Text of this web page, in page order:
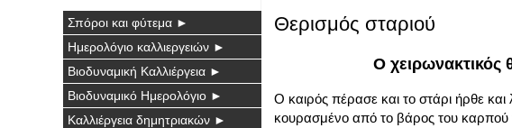
Θερισμός σταριού
Ο χειρωνακτικός
Ο καιρός πέρασε και το στάρι ήρθε
κουρασμένο από το βάρος του καρπού
Σπόροι και φύτεμα ►
Ημερολόγιο καλλιεργειών ►
Βιοδυναμική Καλλιέργεια ►
Βιοδυναμικό Ημερολόγιο ►
Καλλιέργεια δημητριακών ►